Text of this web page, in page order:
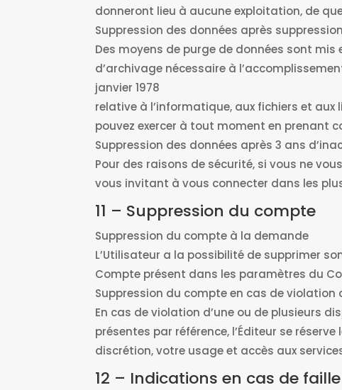
donneront lieu à aucune exploitation, de
Suppression des données après
Des moyens de purge de données sont
d’archivage nécessaire à
janvier 1978
relative à l’informatique, aux fichiers et
pouvez exercer à tout moment en prenant
Suppression des données après 3 ans
Pour des raisons de sécurité, si vous ne
vous invitant à vous connecter dans les
11 – Suppression du compte
Suppression du compte à la demande
L’Utilisateur a la possibilité de supprimer
Compte présent dans les paramètres du
Suppression du compte en cas de
En cas de violation d’une ou de plusieurs
présentes par référence, l’Éditeur se
discrétion, votre usage et accès aux
12 – Indications en cas de